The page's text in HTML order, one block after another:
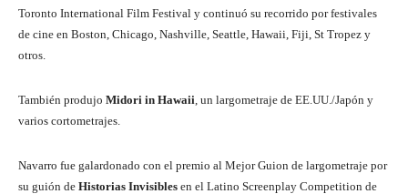
Toronto International Film Festival y continuó su recorrido por festivales
de cine en Boston, Chicago, Nashville, Seattle, Hawaii, Fiji, St Tropez y
otros.
También produjo Midori in Hawaii , un largometraje de EE.UU./Japón y
varios cortometrajes.
Navarro fue galardonado con el premio al Mejor Guion de largometraje por
su guión de Historias Invisibles en el Latino Screenplay Competition de